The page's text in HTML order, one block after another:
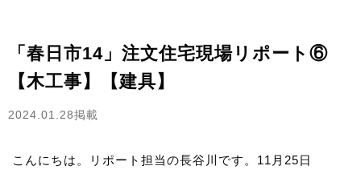
「春日市14」注文住宅現場リポート⑥
【木工事】【建具】
2024.01.28掲載
こんにちは。リポート担当の長谷川です。11月25日